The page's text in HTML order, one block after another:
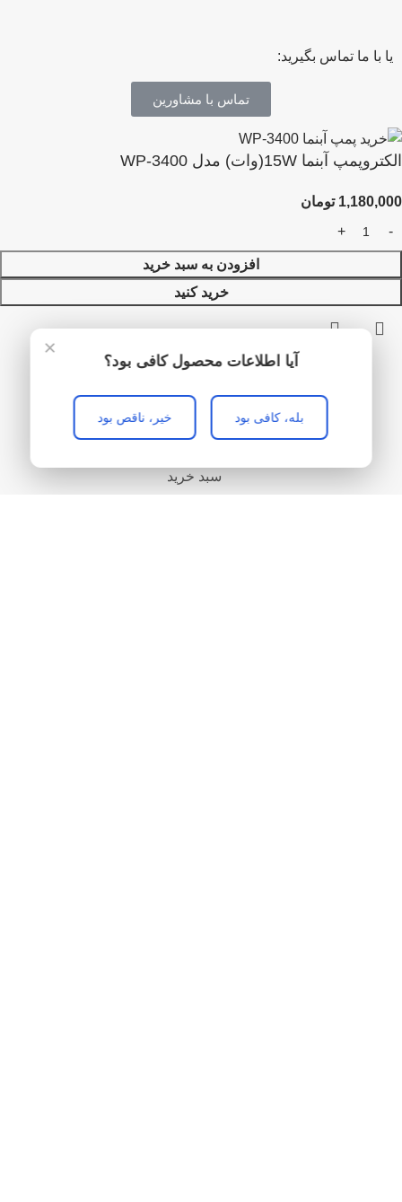
یا با ما تماس بگیرید:
تماس با مشاورین
الکتروپمپ آبنما 15W(وات) مدل WP-3400
1,180,000 تومان
افزودن به سبد خرید
خرید کنید
×
آیا اطلاعات محصول کافی بود؟
بله، کافی بود خیر، ناقص بود
منو
علاقه مندی
مقایسه
سبد خرید